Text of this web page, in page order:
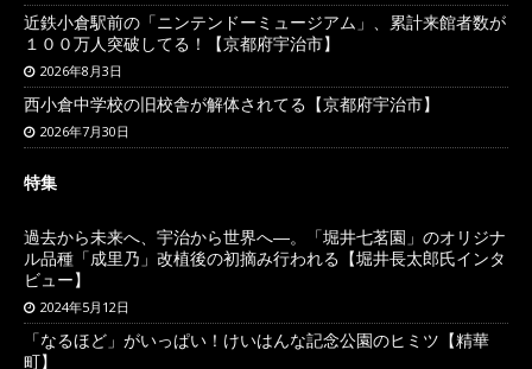
近鉄小倉駅前の「ニンテンドーミュージアム」、累計来館者数が
１００万人突破してる！【京都府宇治市】
2026年8月3日
西小倉中学校の旧校舎が解体されてる【京都府宇治市】
2026年7月30日
特集
過去から未来へ、宇治から世界へ―。「堀井七茗園」のオリジナ
ル品種「成里乃」改植後の初摘み行われる【堀井長太郎氏インタ
ビュー】
2024年5月12日
「なるほど」がいっぱい！けいはんな記念公園のヒミツ【精華
町】